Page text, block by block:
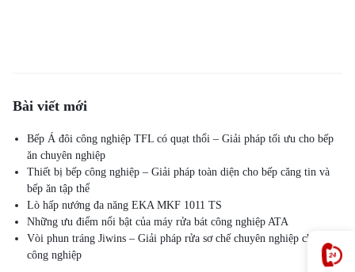
Bài viết mới
Bếp Á đôi công nghiệp TFL có quạt thổi – Giải pháp tối ưu cho bếp
ăn chuyên nghiệp
Thiết bị bếp công nghiệp – Giải pháp toàn diện cho bếp căng tin và
bếp ăn tập thể
Lò hấp nướng đa năng EKA MKF 1011 TS
Những ưu điểm nổi bật của máy rửa bát công nghiệp ATA
Vòi phun tráng Jiwins – Giải pháp rửa sơ chế chuyên nghiệp cho bếp
công nghiệp